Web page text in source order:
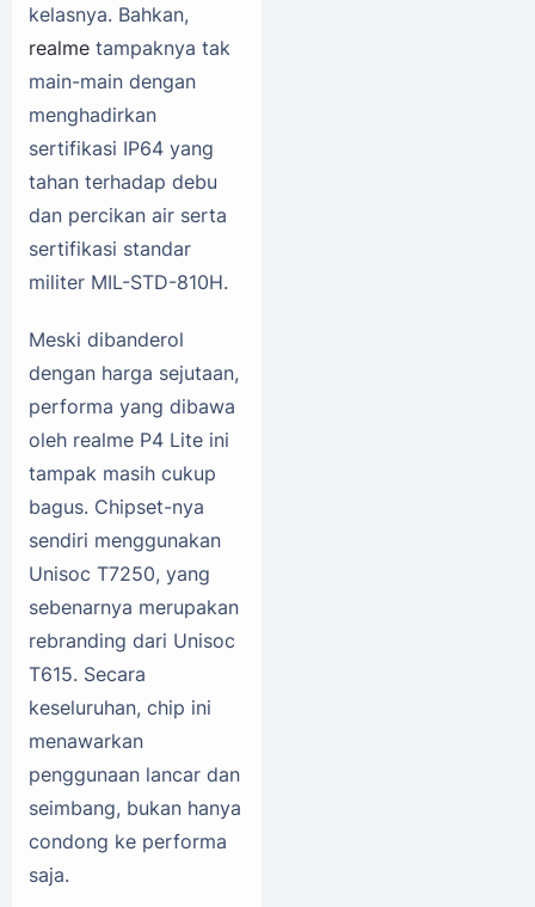
kelasnya. Bahkan,
realme tampaknya tak
main-main dengan
menghadirkan
sertifikasi IP64 yang
tahan terhadap debu
dan percikan air serta
sertifikasi standar
militer MIL-STD-810H.
Meski dibanderol
dengan harga sejutaan,
performa yang dibawa
oleh realme P4 Lite ini
tampak masih cukup
bagus. Chipset-nya
sendiri menggunakan
Unisoc T7250, yang
sebenarnya merupakan
rebranding dari Unisoc
T615. Secara
keseluruhan, chip ini
menawarkan
penggunaan lancar dan
seimbang, bukan hanya
condong ke performa
saja.